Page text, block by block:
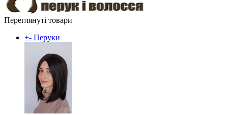
Переглянуті товари
+- Перуки